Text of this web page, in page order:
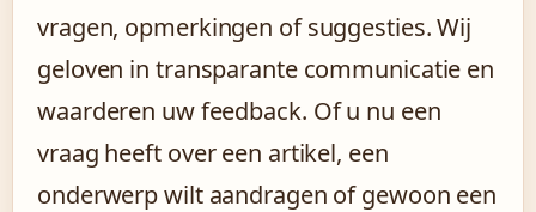
vragen, opmerkingen of suggesties. Wij
geloven in transparante communicatie en
waarderen uw feedback. Of u nu een
vraag heeft over een artikel, een
onderwerp wilt aandragen of gewoon een